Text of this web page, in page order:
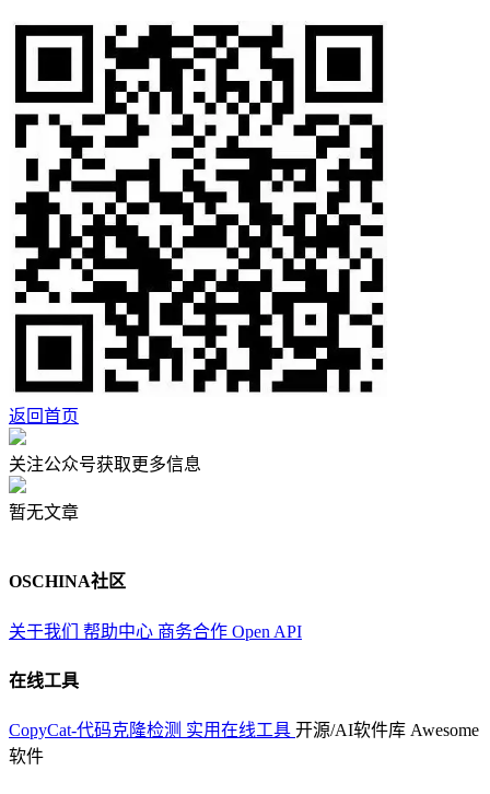
返回首页
关注公众号获取更多信息
暂无文章
OSCHINA社区
关于我们 帮助中心 商务合作 Open API
在线工具
CopyCat-代码克隆检测 实用在线工具 开源/AI软件库 Awesome
软件